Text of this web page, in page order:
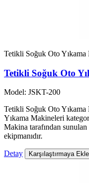
Tetikli Soğuk Oto Yıkama
Tetikli Soğuk Oto
Model: JSKT-200
Tetikli Soğuk Oto
Yıkama Makineleri
Makina tarafından
ekipmanıdır.
Detay Karşılaştırmaya Ekle